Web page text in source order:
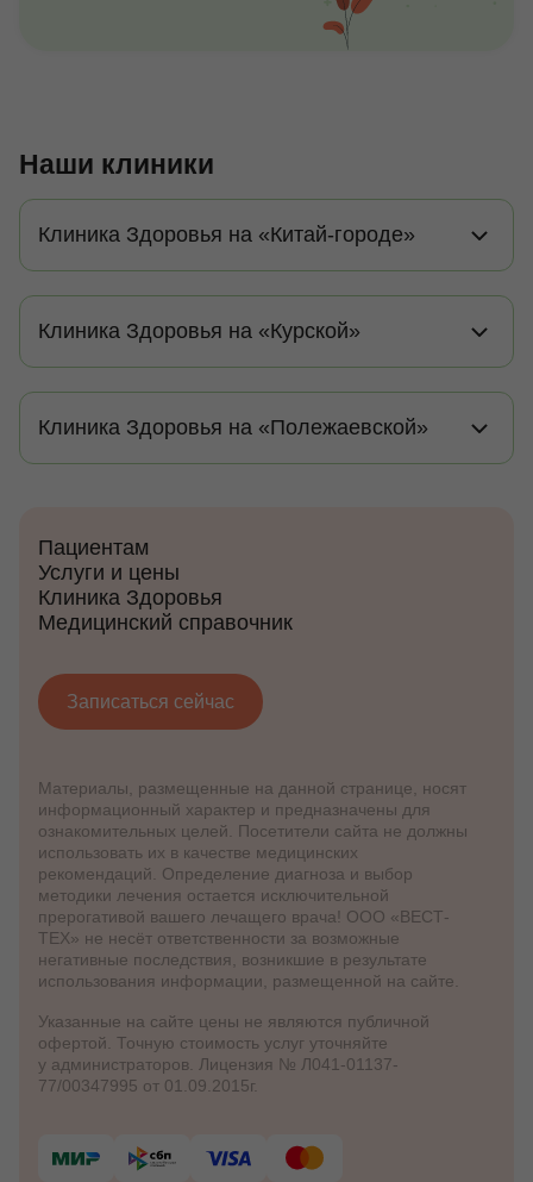
Наши клиники
Клиника Здоровья на «Китай-городе»
Клиника Здоровья на «Курской»
Клиника Здоровья на «Полежаевской»
Пациентам
Услуги и цены
Клиника Здоровья
Медицинский справочник
Записаться сейчас
Материалы, размещенные на данной странице, носят
информационный характер и предназначены для
ознакомительных целей. Посетители сайта не должны
использовать их в качестве медицинских
рекомендаций. Определение диагноза и выбор
методики лечения остается исключительной
прерогативой вашего лечащего врача! ООО «ВЕСТ-
ТЕХ» не несёт ответственности за возможные
негативные последствия, возникшие в результате
использования информации, размещенной на сайте.
Указанные на сайте цены не являются публичной
офертой. Точную стоимость услуг уточняйте
у администраторов. Лицензия № Л041-01137-
77/00347995 от 01.09.2015г.